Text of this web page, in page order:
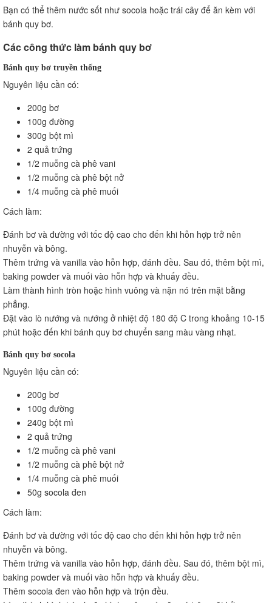
Bạn có thể thêm nước sốt như socola hoặc trái cây để ăn kèm với
bánh quy bơ.
Các công thức làm bánh quy bơ
Bánh quy bơ truyền thống
Nguyên liệu cần có:
200g bơ
100g đường
300g bột mì
2 quả trứng
1/2 muỗng cà phê vani
1/2 muỗng cà phê bột nở
1/4 muỗng cà phê muối
Cách làm:
Đánh bơ và đường với tốc độ cao cho đến khi hỗn hợp trở nên
nhuyễn và bông.
Thêm trứng và vanilla vào hỗn hợp, đánh đều. Sau đó, thêm bột mì,
baking powder và muối vào hỗn hợp và khuấy đều.
Làm thành hình tròn hoặc hình vuông và nặn nó trên mặt bằng
phẳng.
Đặt vào lò nướng và nướng ở nhiệt độ 180 độ C trong khoảng 10-15
phút hoặc đến khi bánh quy bơ chuyển sang màu vàng nhạt.
Bánh quy bơ socola
Nguyên liệu cần có:
200g bơ
100g đường
240g bột mì
2 quả trứng
1/2 muỗng cà phê vani
1/2 muỗng cà phê bột nở
1/4 muỗng cà phê muối
50g socola đen
Cách làm:
Đánh bơ và đường với tốc độ cao cho đến khi hỗn hợp trở nên
nhuyễn và bông.
Thêm trứng và vanilla vào hỗn hợp, đánh đều. Sau đó, thêm bột mì,
baking powder và muối vào hỗn hợp và khuấy đều.
Thêm socola đen vào hỗn hợp và trộn đều.